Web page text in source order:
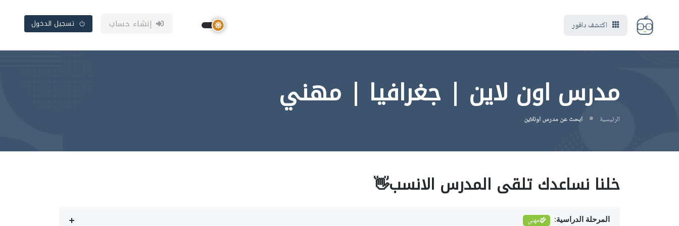
اكتشف دافور إنشاء حساب تسجيل الدخول
مدرس اون لاين | جغرافيا | مهني
الرئيسية ابحث عن مدرس اونلاين
خلنا نساعدك تلقى المدرس الانسب👋
المرحلة الدراسية: مهني